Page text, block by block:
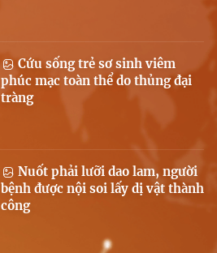
Cứu sống trẻ sơ sinh viêm
phúc mạc toàn thể do thủng đại
tràng
Nuốt phải lưỡi dao lam, người
bệnh được nội soi lấy dị vật thành
công